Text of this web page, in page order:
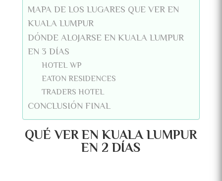
MAPA DE LOS LUGARES QUE VER EN
KUALA LUMPUR
DÓNDE ALOJARSE EN KUALA LUMPUR
EN 3 DÍAS
HOTEL WP
EATON RESIDENCES
TRADERS HOTEL
CONCLUSIÓN FINAL
QUÉ VER EN KUALA LUMPUR
EN 2 DÍAS